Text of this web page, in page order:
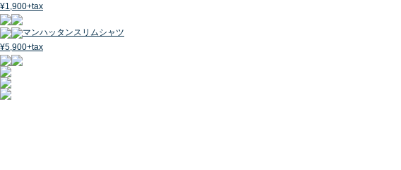
¥1,900+tax
マンハッタンスリムシャツ
¥5,900+tax